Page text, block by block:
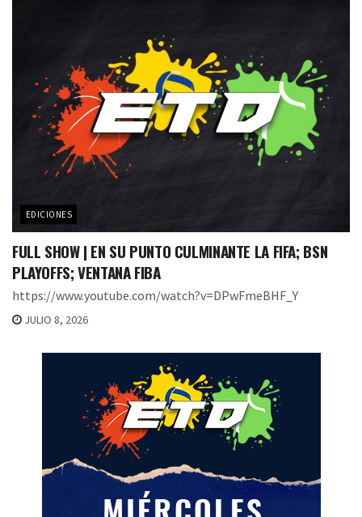
EDICIONES
FULL SHOW | EN SU PUNTO CULMINANTE LA FIFA; BSN
PLAYOFFS; VENTANA FIBA
https://www.youtube.com/watch?v=DPwFmeBHF_Y
JULIO 8, 2026